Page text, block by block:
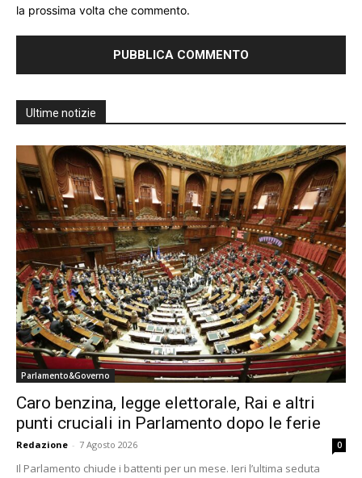
la prossima volta che commento.
Ultime notizie
Parlamento&Governo
Caro benzina, legge elettorale, Rai e altri
punti cruciali in Parlamento dopo le ferie
Redazione - 7 Agosto 2026 0
Il Parlamento chiude i battenti per un mese. Ieri l’ultima seduta